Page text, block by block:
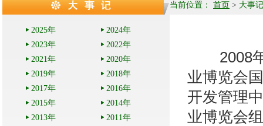
当前位置： 首页 > 大事记
2025年
2024年
2023年
2022年
2021年
2020年
2019年
2018年
2017年
2016年
2015年
2014年
2013年
2011年
2008
业博览会
开发管理
业博览会